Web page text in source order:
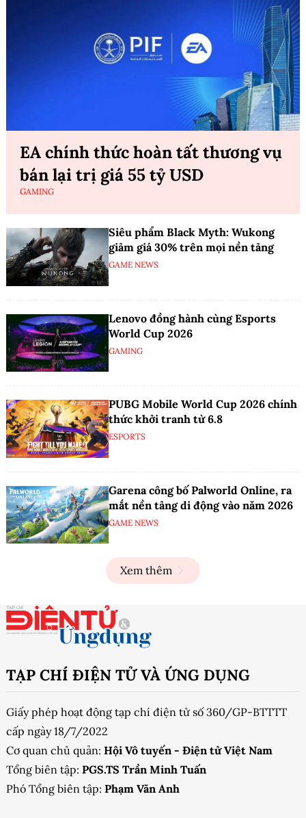
EA chính thức hoàn tất thương vụ
bán lại trị giá 55 tỷ USD
GAMING
Siêu phẩm Black Myth: Wukong
giảm giá 30% trên mọi nền tảng
GAME NEWS
Lenovo đồng hành cùng Esports
World Cup 2026
GAMING
PUBG Mobile World Cup 2026 chính
thức khởi tranh từ 6.8
ESPORTS
Garena công bố Palworld Online, ra
mắt nền tảng di động vào năm 2026
GAME NEWS
Xem thêm
TẠP CHÍ ĐIỆN TỬ VÀ ỨNG DỤNG
Giấy phép hoạt động tạp chí điện tử số 360/GP-BTTTT
cấp ngày 18/7/2022
Cơ quan chủ quản: Hội Vô tuyến - Điện tử Việt Nam
Tổng biên tập: PGS.TS Trần Minh Tuấn
Phó Tổng biên tập: Phạm Văn Anh